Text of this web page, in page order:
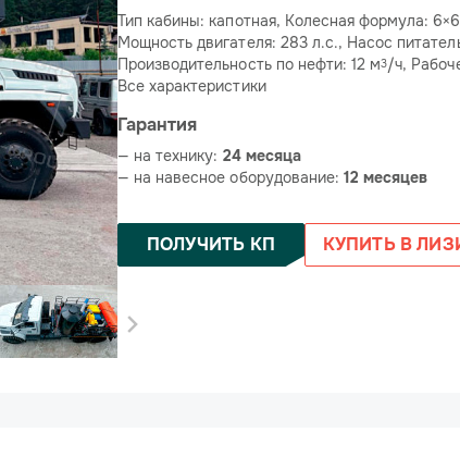
Тип кабины: капотная, Колесная формула:
Мощность двигателя: 283 л.с., Насос
Производительность по нефти: 12 м3/ч,
Все характеристики
Гарантия
— на технику: 24 месяца
— на навесное оборудование: 12 месяцев
ПОЛУЧИТЬ КП КУПИТЬ В